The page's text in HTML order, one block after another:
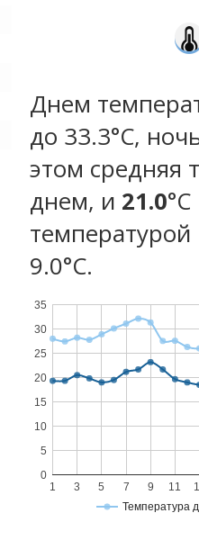
Днем
до 33.3°C,
этом средняя
днем, и 21.0
температурой
9.0°С.
Температура
1 3 5 7 9 11
0
5
10
15
20
25
30
35